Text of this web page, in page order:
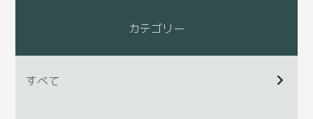
カテゴリー
すべて